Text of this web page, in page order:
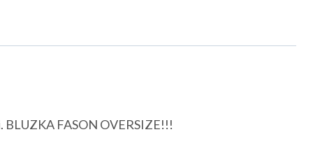
BLUZKA FASON OVERSIZE!!!